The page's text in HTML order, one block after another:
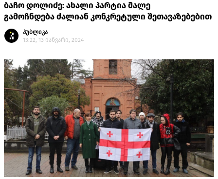
ბაჩო დოლიძე: ახალი პარტია მალე
გამოჩნდება ძალიან კონკრეტული შეთავაზებებით
პუბლიკა
13:22, 13 იანვარი, 2024